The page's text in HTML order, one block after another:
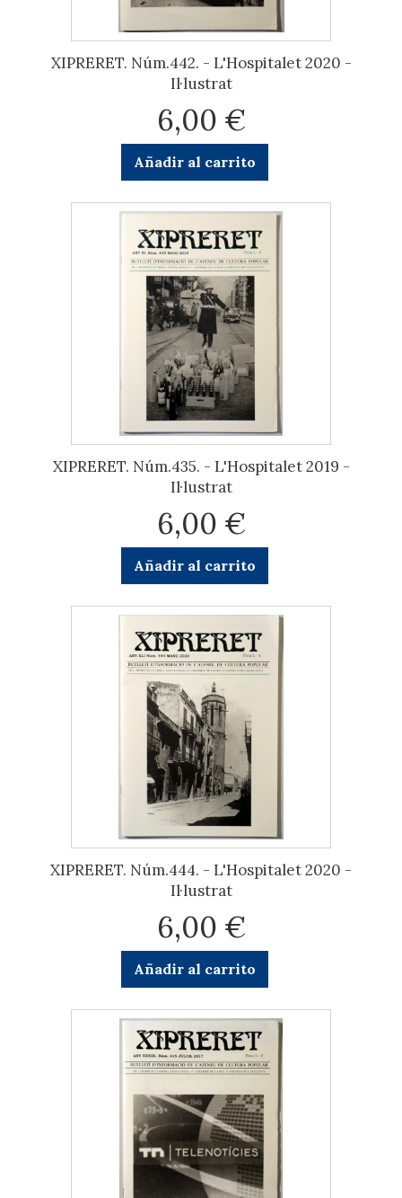
XIPRERET. Núm.442. - L'Hospitalet 2020 -
Il·lustrat
6,00 €
Añadir al carrito
XIPRERET. Núm.435. - L'Hospitalet 2019 -
Il·lustrat
6,00 €
Añadir al carrito
XIPRERET. Núm.444. - L'Hospitalet 2020 -
Il·lustrat
6,00 €
Añadir al carrito